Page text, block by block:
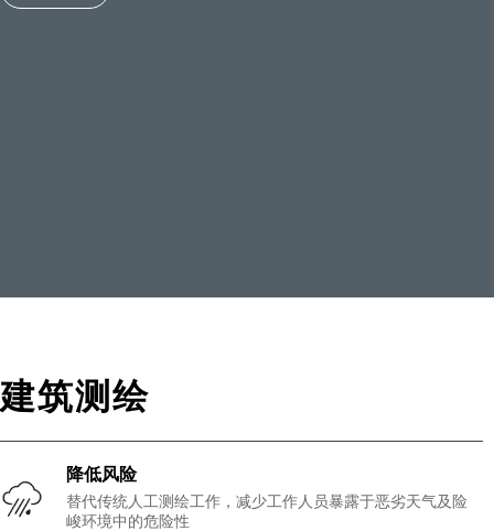
建筑测绘
降低风险
替代传统人工测绘工作，减少工作人员暴露于恶劣天气及险
峻环境中的危险性